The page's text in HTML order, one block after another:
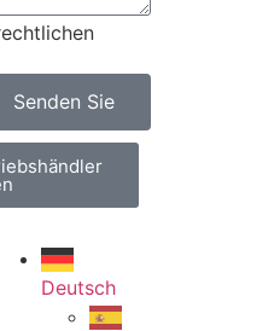
Senden Sie
Deutsch